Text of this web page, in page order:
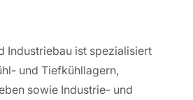
Industriebau ist spezialisiert
und Tiefkühllagern,
sowie Industrie- und